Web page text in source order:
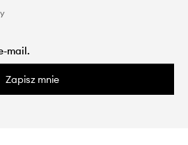
Zapisz mnie